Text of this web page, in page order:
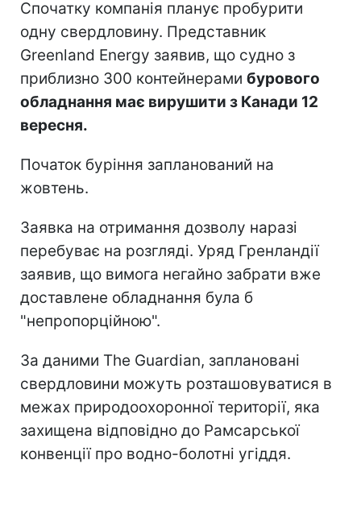
Спочатку компанія планує пробурити
одну свердловину. Представник
Greenland Energy заявив, що судно з
приблизно 300 контейнерами бурового
обладнання має вирушити з Канади 12
вересня.
Початок буріння запланований на
жовтень.
Заявка на отримання дозволу наразі
перебуває на розгляді. Уряд Гренландії
заявив, що вимога негайно забрати вже
доставлене обладнання була б
"непропорційною".
За даними The Guardian, заплановані
свердловини можуть розташовуватися в
межах природоохоронної території, яка
захищена відповідно до Рамсарської
конвенції про водно-болотні угіддя.